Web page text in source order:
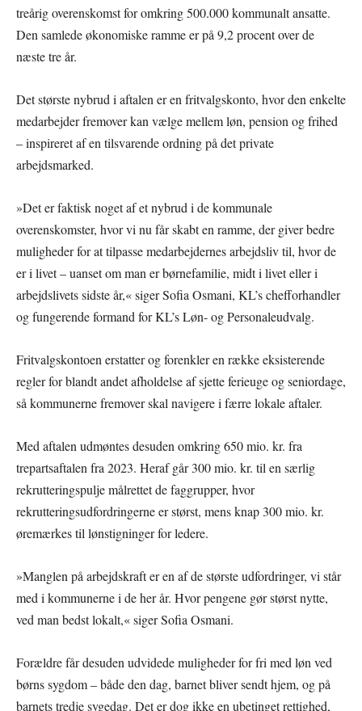
treårig overenskomst for omkring 500.000 kommunalt ansatte.
Den samlede økonomiske ramme er på 9,2 procent over de
næste tre år.
Det største nybrud i aftalen er en fritvalgskonto, hvor den enkelte
medarbejder fremover kan vælge mellem løn, pension og frihed
– inspireret af en tilsvarende ordning på det private
arbejdsmarked.
»Det er faktisk noget af et nybrud i de kommunale
overenskomster, hvor vi nu får skabt en ramme, der giver bedre
muligheder for at tilpasse medarbejdernes arbejdsliv til, hvor de
er i livet – uanset om man er børnefamilie, midt i livet eller i
arbejdslivets sidste år,« siger Sofia Osmani, KL’s chefforhandler
og fungerende formand for KL’s Løn- og Personaleudvalg.
Fritvalgskontoen erstatter og forenkler en række eksisterende
regler for blandt andet afholdelse af sjette ferieuge og seniordage,
så kommunerne fremover skal navigere i færre lokale aftaler.
Med aftalen udmøntes desuden omkring 650 mio. kr. fra
trepartsaftalen fra 2023. Heraf går 300 mio. kr. til en særlig
rekrutteringspulje målrettet de faggrupper, hvor
rekrutteringsudfordringerne er størst, mens knap 300 mio. kr.
øremærkes til lønstigninger for ledere.
»Manglen på arbejdskraft er en af de største udfordringer, vi står
med i kommunerne i de her år. Hvor pengene gør størst nytte,
ved man bedst lokalt,« siger Sofia Osmani.
Forældre får desuden udvidede muligheder for fri med løn ved
børns sygdom – både den dag, barnet bliver sendt hjem, og på
barnets tredje sygedag. Det er dog ikke en ubetinget rettighed,